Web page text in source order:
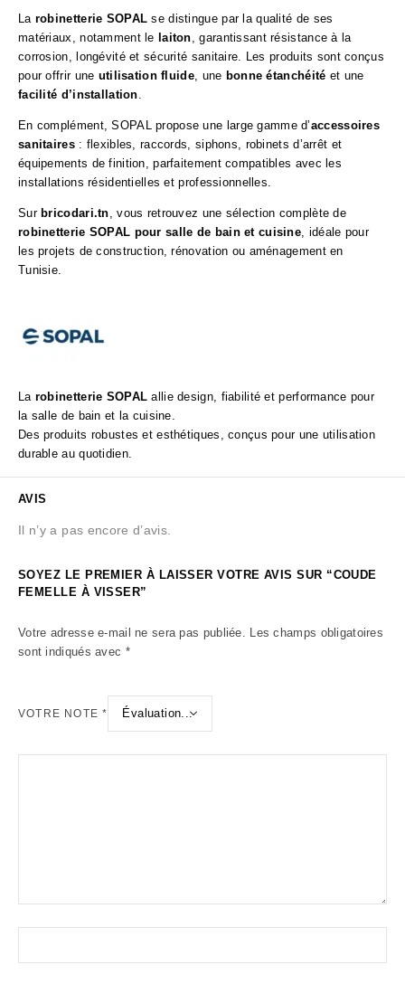
La robinetterie SOPAL se distingue par la qualité de ses
matériaux, notamment le laiton, garantissant résistance à la
corrosion, longévité et sécurité sanitaire. Les produits sont conçus
pour offrir une utilisation fluide, une bonne étanchéité et une
facilité d’installation.
En complément, SOPAL propose une large gamme d’accessoires
sanitaires: flexibles, raccords, siphons, robinets d’arrêt et
équipements de finition, parfaitement compatibles avec les
installations résidentielles et professionnelles.
Sur bricodari.tn, vous retrouvez une sélection complète de
robinetterie SOPAL pour salle de bain et cuisine, idéale pour
les projets de construction, rénovation ou aménagement en
Tunisie.
La robinetterie SOPAL allie design, fiabilité et performance pour
la salle de bain et la cuisine.
Des produits robustes et esthétiques, conçus pour une utilisation
durable au quotidien.
AVIS
Il n’y a pas encore d’avis.
SOYEZ LE PREMIER À LAISSER VOTRE AVIS SUR “COUDE
FEMELLE À VISSER”
Votre adresse e-mail ne sera pas publiée. Les champs obligatoires
sont indiqués avec *
VOTRE NOTE*